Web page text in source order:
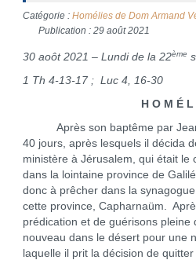
Catégorie : Homélies de Dom Armand
Publication : 29 août 2021
30 aoôt 2021 – Lundi de la 22ème
1 Th 4-13-17 ; Luc 4, 16-30
H O M É L
Après son baptême par
40 jours, après lesquels il décida
ministère à Jérusalem, qui était le
dans la lointaine province de
donc à prêcher dans la
cette province, Capharnaüm.
prédication et de guérisons pleine
nouveau dans le désert pour une
laquelle il prit la décision de